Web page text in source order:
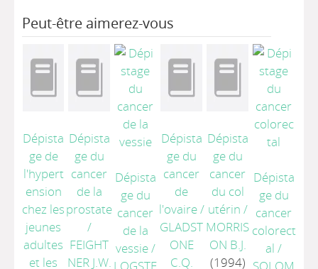
Peut-être aimerez-vous
Dépista
ge de
l'hypert
ension
chez les
jeunes
adultes
et les
Dépista
ge du
cancer
de la
prostate
/
FEIGHT
NER J.W.
Dépista
ge du
cancer
de la
vessie/
Dépista
ge du
cancer
de
l'ovaire/
GLADST
ONE
C.Q.
Dépista
ge du
cancer
du col
utérin /
MORRIS
ON B.J.
(1994)
Dépista
ge du
cancer
colorect
al /